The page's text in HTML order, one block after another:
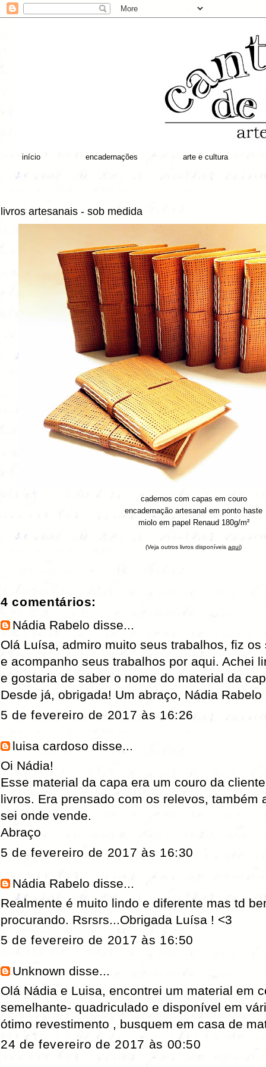
início encadernações arte e cultura
livros artesanais - sob medida
cadernos com capas em couro
encadernação artesanal em ponto haste
miolo em papel Renaud 180g/m²
(Veja outros livros disponíveis aqui)
4 comentários:
Nádia Rabelo disse...
Olá Luísa, admiro muito seus trabalhos, fiz
e acompanho seus trabalhos por aqui. Achei
e gostaria de saber o nome do material da
Desde já, obrigada! Um abraço, Nádia Rabelo
5 de fevereiro de 2017 às 16:26
luisa cardoso disse...
Oi Nádia!
Esse material da capa era um couro da
livros. Era prensado com os relevos, também
sei onde vende.
Abraço
5 de fevereiro de 2017 às 16:30
Nádia Rabelo disse...
Realmente é muito lindo e diferente mas td
procurando. Rsrsrs...Obrigada Luísa ! <3
5 de fevereiro de 2017 às 16:50
Unknown disse...
Olá Nádia e Luisa, encontrei um material em
semelhante- quadriculado e disponível em
ótimo revestimento , busquem em casa de
24 de fevereiro de 2017 às 00:50